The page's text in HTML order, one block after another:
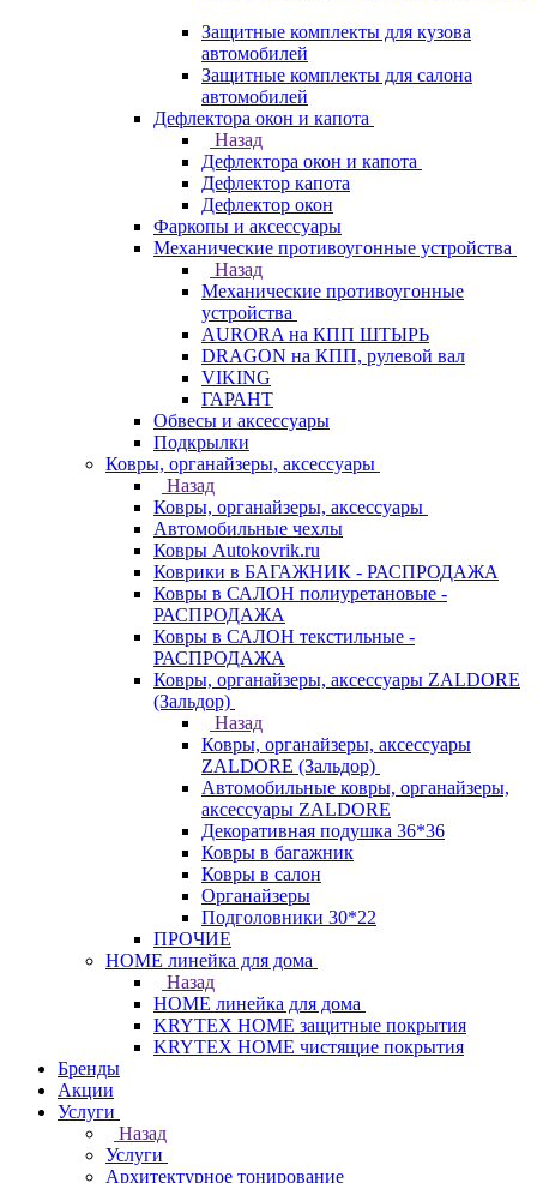
Защитные комплекты для кузова
автомобилей
Защитные комплекты для салона
автомобилей
Дефлектора окон и капота
Назад
Дефлектора окон и капота
Дефлектор капота
Дефлектор окон
Фаркопы и аксессуары
Механические противоугонные устройства
Назад
Механические противоугонные
устройства
AURORA на КПП ШТЫРЬ
DRAGON на КПП, рулевой вал
VIKING
ГАРАНТ
Обвесы и аксессуары
Подкрылки
Ковры, органайзеры, аксессуары
Назад
Ковры, органайзеры, аксессуары
Автомобильные чехлы
Ковры Autokovrik.ru
Коврики в БАГАЖНИК - РАСПРОДАЖА
Ковры в САЛОН полиуретановые -
РАСПРОДАЖА
Ковры в САЛОН текстильные -
РАСПРОДАЖА
Ковры, органайзеры, аксессуары ZALDORE
(Зальдор)
Назад
Ковры, органайзеры, аксессуары
ZALDORE (Зальдор)
Автомобильные ковры, органайзеры,
аксессуары ZALDORE
Декоративная подушка 36*36
Ковры в багажник
Ковры в салон
Органайзеры
Подголовники 30*22
ПРОЧИЕ
HOME линейка для дома
Назад
HOME линейка для дома
KRYTEX HOME защитные покрытия
KRYTEX HOME чистящие покрытия
Бренды
Акции
Услуги
Назад
Услуги
Архитектурное тонирование